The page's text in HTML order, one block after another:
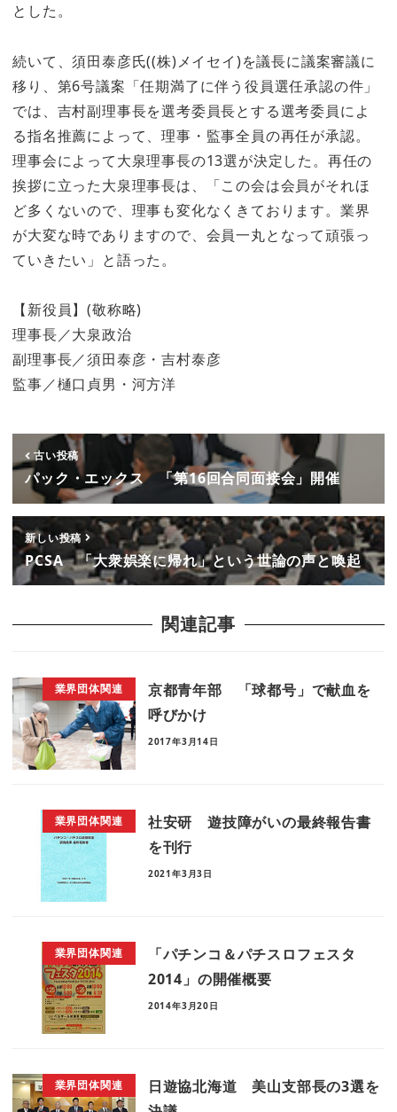
とした。
続いて、須田泰彦氏((株)メイセイ)を議長に議案審議に
移り、第6号議案「任期満了に伴う役員選任承認の件」
では、吉村副理事長を選考委員長とする選考委員によ
る指名推薦によって、理事・監事全員の再任が承認。
理事会によって大泉理事長の13選が決定した。再任の
挨拶に立った大泉理事長は、「この会は会員がそれほ
ど多くないので、理事も変化なくきております。業界
が大変な時でありますので、会員一丸となって頑張っ
ていきたい」と語った。
【新役員】(敬称略)
理事長／大泉政治
副理事長／須田泰彦・吉村泰彦
監事／樋口貞男・河方洋
古い投稿
パック・エックス 「第16回合同面接会」開催
新しい投稿
PCSA 「大衆娯楽に帰れ」という世論の声と喚起
関連記事
業界団体関連
京都青年部 「球都号」で献血を
呼びかけ
2017年3月14日
業界団体関連
社安研 遊技障がいの最終報告書
を刊行
2021年3月3日
業界団体関連
「パチンコ＆パチスロフェスタ
2014」の開催概要
2014年3月20日
業界団体関連
日遊協北海道 美山支部長の3選を